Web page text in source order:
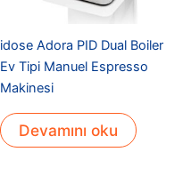
idose Adora PID Dual Boiler
Ev Tipi Manuel Espresso
Makinesi
Devamını oku